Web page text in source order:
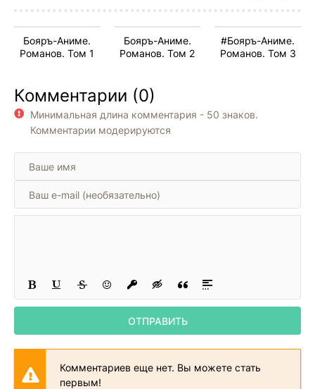
16
18
19
21
23
Бояръ-Аниме.
Романов. Том 1
Бояръ-Аниме.
Романов. Том 2
#Бояръ-Аниме.
Романов. Том 3
Комментарии (0)
Минимальная длина комментария - 50 знаков.
Комментарии модерируются
ОТПРАВИТЬ
Комментариев еще нет. Вы можете стать
первым!